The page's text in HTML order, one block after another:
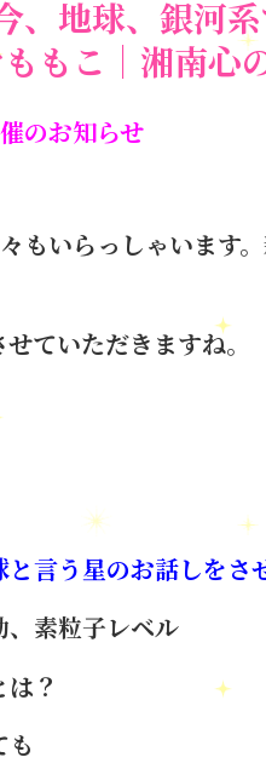
、地球、銀河
もこ｜湘南心
のお知らせ
もいらっしゃいます
ていただきますね。
言う星のお話しをさ
素粒子レベル
？
も